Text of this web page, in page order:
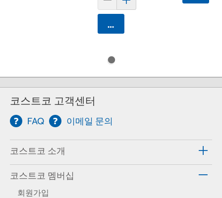
카트에 담기
코스트코 고객센터
FAQ 이메일 문의
코스트코 소개
코스트코 멤버십
회원가입